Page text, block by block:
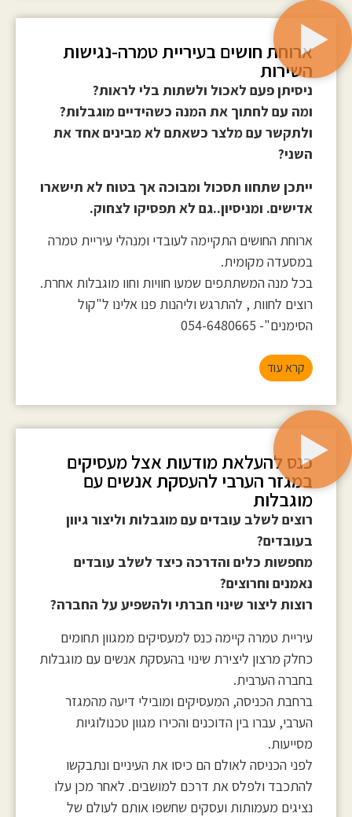
ארוחת חושים בעיריית טמרה-נגישות
השירות
ניסיתן פעם לאכול ולשתות בלי לראות?
ומה עם לחתוך את המנה כשהידיים מוגבלות?
ולתקשר עם מלצר כשאתם לא מבינים אחד את
השני?
ייתכן שתחוו תסכול ומבוכה אך בטוח לא תישארו
אדישים. ומניסיון..גם לא תפסיקו לצחוק.
ארוחת החושים התקיימה לעובדי ומנהלי עיריית טמרה
במסעדה מקומית.
בכל מנה המשתתפים שמעו חוויות וחוו מוגבלות אחרת.
רוצים לחוות , להתרגש וליהנות פנו אלינו ל"קול
הסימנים"- 054-6480665
קרא עוד
כנס להעלאת מודעות אצל מעסיקים
במגזר הערבי להעסקת אנשים עם
מוגבלות
רוצים לשלב עובדים עם מוגבלות וליצור גיוון
בעובדים?
מחפשות כלים והדרכה כיצד לשלב עובדים
נאמנים וחרוצים?
רוצות ליצור שינוי חברתי ולהשפיע על החברה?
עיריית טמרה קיימה כנס למעסיקים ממגוון תחומים
כחלק מרצון ליצירת שינוי בהעסקת אנשים עם מוגבלות
בחברה הערבית.
ברחבת הכניסה, המעסיקים ומובילי דיעה מהמגזר
הערבי, עברו בין הדוכנים והכירו מגוון טכנולוגיות
מסייעות.
לפני הכניסה לאולם הם כיסו את העיניים ונתבקשו
להתכבד ולפלס את דרכם למושבים. לאחר מכן עלו
נציגים מעמותות ועסקים שחשפו אותם לעולם של